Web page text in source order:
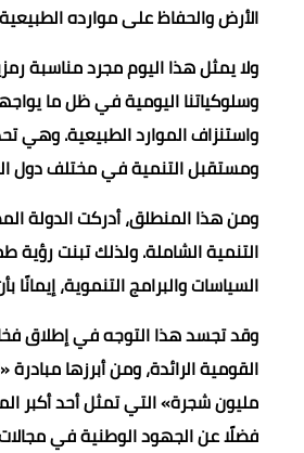
الأرض والحفاظ على موارده الطبيعية
ولا يمثل هذا اليوم مجرد مناسبة
وسلوكياتنا اليومية في ظل ما
واستنزاف الموارد الطبيعية. وهي
ومستقبل التنمية في مختلف دول
ومن هذا المنطلق، أدركت الدولة
السياسات والبرامج التنموية،
وقد تجسد هذا التوجه في إطلاق
مليون شجرة» التي تمثل أحد أكبر
فضلًا عن الجهود الوطنية في مجالات